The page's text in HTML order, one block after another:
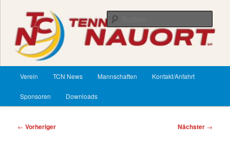
springenTennisClub Nauort
Verein TCN News Mannschaften Kontakt/Anfahrt
Sponsoren Downloads
Beitragsnavigation
← Vorheriger Nächster →